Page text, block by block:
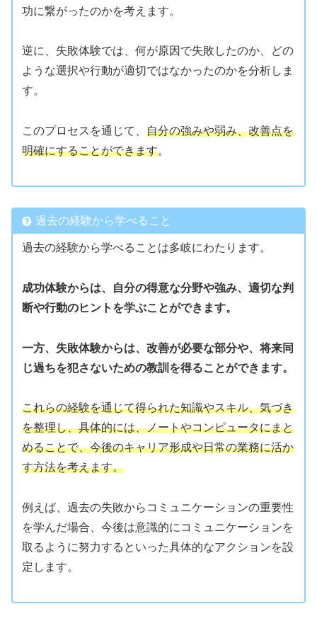
功に繋がったのかを考えます。
逆に、失敗体験では、何が原因で失敗したのか、どの
ような選択や行動が適切ではなかったのかを分析しま
す。
このプロセスを通じて、 自分の強みや弱み、改善点を
明確にすることができます。
過去の経験から学べること
過去の経験から学べることは多岐にわたります。
成功体験からは、自分の得意な分野や強み、適切な判
断や行動のヒントを学ぶことができます。
一方、失敗体験からは、改善が必要な部分や、将来同
じ過ちを犯さないための教訓を得ることができます。
これらの経験を通じて得られた知識やスキル、気づき
を整理し、具体的には、ノートやコンピュータにまと
めることで、今後のキャリア形成や日常の業務に活か
す方法を考えます。
例えば、過去の失敗からコミュニケーションの重要性
を学んだ場合、今後は意識的にコミュニケーションを
取るように努力するといった具体的なアクションを設
定します。